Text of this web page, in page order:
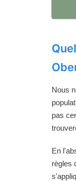
Nous
pas
En
règles